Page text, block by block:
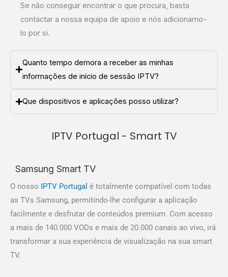
Se não conseguir encontrar o que procura, basta
contactar a nossa equipa de apoio e nós adicionamo-
lo por si.
Quanto tempo demora a receber as minhas
informações de início de sessão IPTV?
Que dispositivos e aplicações posso utilizar?
IPTV Portugal - Smart TV
Samsung Smart TV
O nosso IPTV Portugal é totalmente compatível com todas
as TVs Samsung, permitindo-lhe configurar a aplicação
facilmente e desfrutar de conteúdos premium. Com acesso
a mais de 140.000 VODs e mais de 20.000 canais ao vivo, irá
transformar a sua experiência de visualização na sua smart
TV.